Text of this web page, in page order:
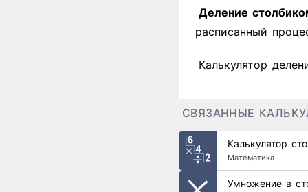
Деление
расписанный
Калькулятор
СВЯЗАННЫЕ
Калькулятор
Математика
Умножение в